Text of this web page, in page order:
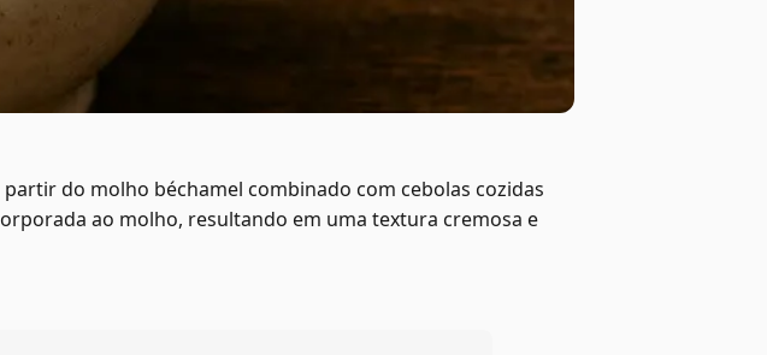
do molho béchamel combinado com cebolas cozidas
ao molho, resultando em uma textura cremosa e